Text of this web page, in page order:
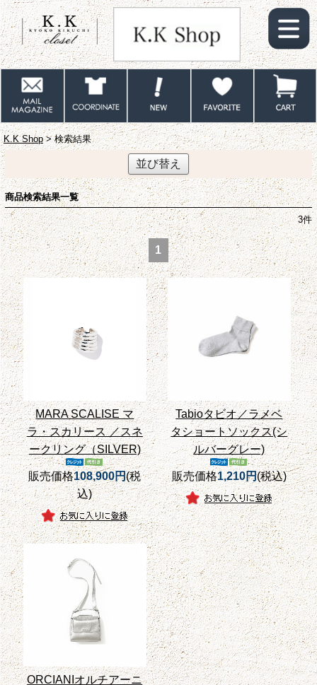
K.K Shop> 検索結果
並び替え
商品検索結果一覧
3件
1
MARA SCALISE マ
ラ・スカリース ／スネ
ークリング（SILVER)
販売価格108,900円(税
込)
Tabioタビオ／ラメベ
タショートソックス(シ
ルバーグレー)
販売価格1,210円(税込)
ORCIANIオルチアーニ